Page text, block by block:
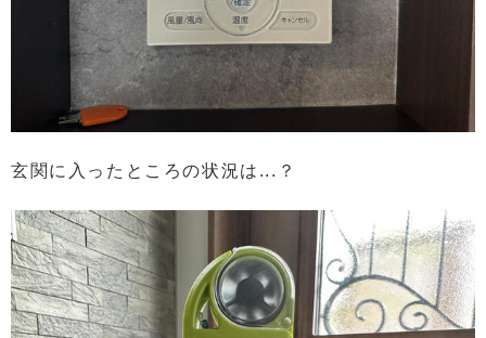
玄関に入ったところの状況は...？